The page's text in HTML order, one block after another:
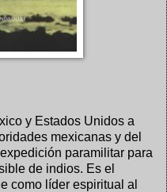
y Estados Unidos a
mexicanas y del
paramilitar para
de indios. Es el
como líder espiritual al